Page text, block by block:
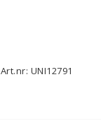
Art.nr: UNI12791